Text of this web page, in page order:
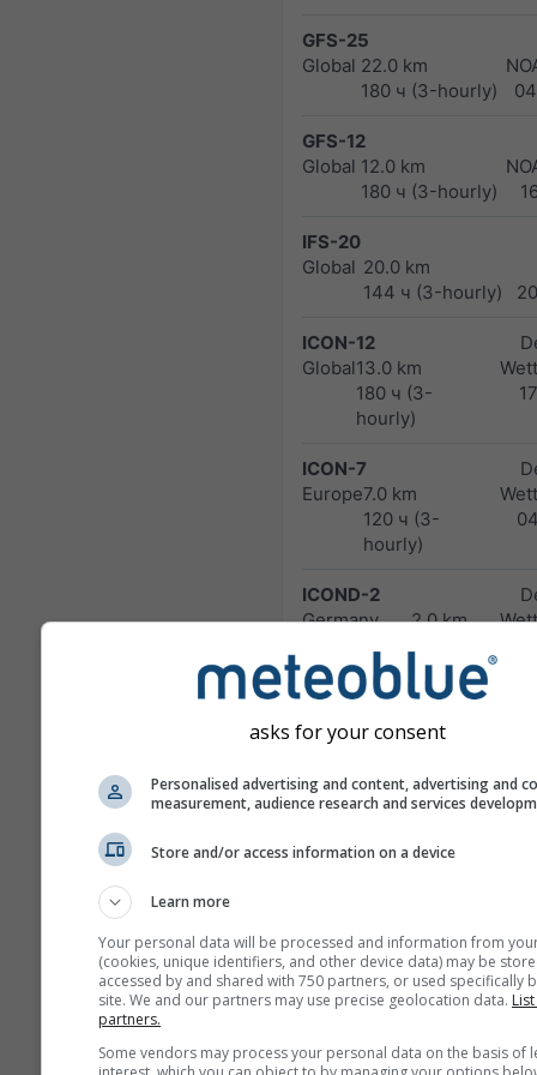
GFS-25
Global 22.0 km
180 ч (3-hourly)
GFS-12
Global 12.0 km
180 ч (3-hourly)
IFS-20
Global 20.0 km
144 ч (3-hourly)
ICON-12
Global13.0 km
180 ч (3-
hourly)
ICON-7
Europe7.0 km
120 ч (3-
hourly)
ICOND-2
Germany
2.0 km
HARMN-5
5.0 km
60 ч
GFS-40
180 ч (3-hourly)
America
84 ч (3-
hourly)
North America 5.0 km
asks for your consent
Personalised advertising and content, advertising and
measurement, audience research and services
Store and/or access information on a device
Learn more
Your personal data will be processed and information from
(cookies, unique identifiers, and other device data) may be
accessed by and shared with 750 partners, or used specifically
site. We and our partners may use precise geolocation data.
partners.
Some vendors may process your personal data on the basis of